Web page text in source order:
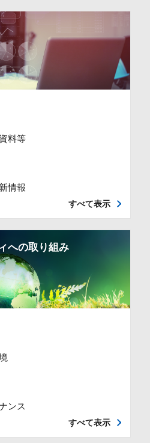
料等
情報
すべて表示
への取り組み
ンス
すべて表示